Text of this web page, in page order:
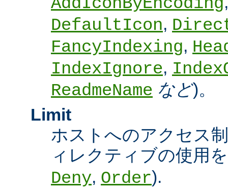
DefaultIcon,
FancyIndexing,
IndexIgnore,
ReadmeName など)。
Limit
ホストへのアクセス
ィレクティブの使用
Deny, Order).